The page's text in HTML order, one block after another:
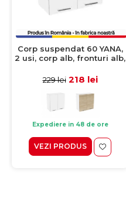
Corp suspendat 60 YANA,
2 usi, corp alb, fronturi alb,
229 lei 218 lei
Expediere in 48 de ore
VEZI PRODUS